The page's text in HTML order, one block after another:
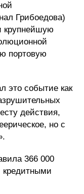
Грибоедова)
крупнейшую
портовую
это событие как
действия,
но с
366 000
кредитными